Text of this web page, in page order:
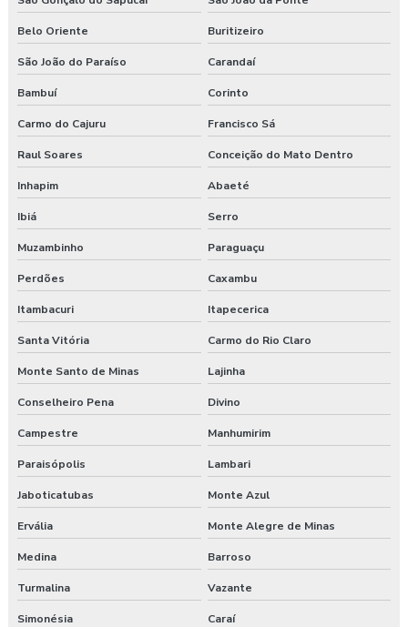
Serviços de consultoria em segurança do trabalho
Treinamento de epi nr 6
Treinamento ergonomia levantamento de peso
Treinamento de integração nr 31
Treinamento nr 31
Treinamento nr 5
Treinamento nr 6
Treinamento online nr 10 Segurança Eletricidade
Treinamento online nr 12 Máquinas e Equipamentos
Treinamento online nr 33 Espaço Confinado
Treinamento online nr 35 Segurança Trabalho em Altura
Treinamento saúde e segurança do trabalho
Treinamento segurança do trabalho
Treinamento de segurança do trabalho na construção civil
Valor para elaboração de pgr
Belo Oriente Buritizeiro
São João do Paraíso Carandaí
Bambuí Corinto
Carmo do Cajuru Francisco Sá
Raul Soares Conceição do Mato Dentro
Inhapim Abaeté
Ibiá Serro
Muzambinho Paraguaçu
Perdões Caxambu
Itambacuri Itapecerica
Santa Vitória Carmo do Rio Claro
Monte Santo de Minas Lajinha
Conselheiro Pena Divino
Campestre Manhumirim
Paraisópolis Lambari
Jaboticatubas Monte Azul
Ervália Monte Alegre de Minas
Medina Barroso
Turmalina Vazante
Simonésia Caraí